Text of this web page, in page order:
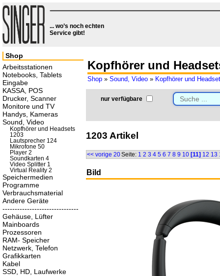
... wo’s noch echten
Service gibt!
Kopfhörer und
Shop » Sound, Video » Kopfhörer und
nur verfügbare
1203 Artikel
<< vorige 20Seite: 1 2 3 4 5 6 7 8 9 10 [11] 12 13
Bild
Shop
Arbeitsstationen
Notebooks, Tablets
Eingabe
KASSA, POS
Drucker, Scanner
Monitore und TV
Handys, Kameras
Sound, Video
Kopfhörer und Headsets
1203
Lautsprecher 124
Mikrofone 50
Player 2
Soundkarten 4
Video Splitter 1
Virtual Reality 2
Speichermedien
Programme
Verbrauchsmaterial
Andere Geräte
-------------------------------
Gehäuse, Lüfter
Mainboards
Prozessoren
RAM- Speicher
Netzwerk, Telefon
Grafikkarten
Kabel
SSD, HD, Laufwerke